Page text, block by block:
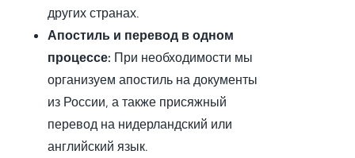
других странах.
Апостиль и перевод в одном
процессе: При необходимости мы
организуем апостиль на документы
из России, а также присяжный
перевод на нидерландский или
английский язык.